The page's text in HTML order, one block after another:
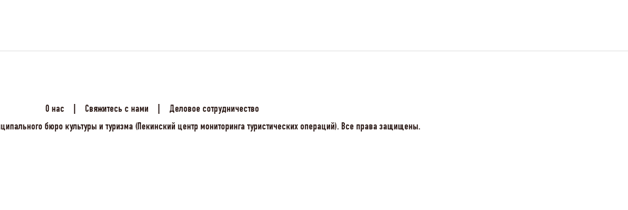
О нас Свяжитесь с нами
Деловое сотрудничество
бюро культуры и туризма (Пекинский центр мониторинга туристических операций). Все права защищены.